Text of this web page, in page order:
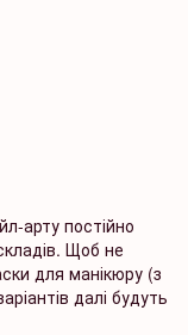
арту постійно
Щоб не
для манікюру (з
далі будуть